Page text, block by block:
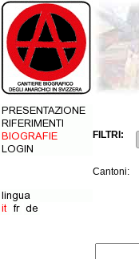
FILTRI:
Cantoni: